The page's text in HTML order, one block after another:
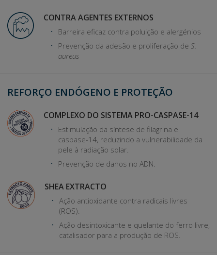
CONTRA AGENTES EXTERNOS
Barreira eficaz contra poluição e alergénios
Prevenção da adesão e proliferação de S.
aureus
REFORÇO ENDÓGENO E PROTEÇÃO
COMPLEXO DO SISTEMA PRO-CASPASE-14
Estimulação da síntese de filagrina e
caspase-14, reduzindo a vulnerabilidade da
pele à radiação solar.
Prevenção de danos no ADN.
SHEA EXTRACTO
Ação antioxidante contra radicais livres
(ROS).
Ação desintoxicante e quelante do ferro livre,
catalisador para a produção de ROS.